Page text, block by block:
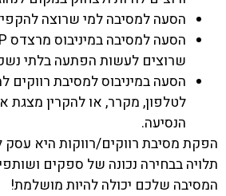
הסעה למסיבה למי שרוצה
שרוצים לעשות הפתעה בלתי
הסעה במיניבוס למסיבת רווקים
לטלפון, מקרר, או להקרין מצגת
הנסיעה.
הפקת מסיבת רווקים/רווקות היא
תלויה בבחירה נכונה של ספקים
המסיבה שלכם יכולה להיות מושלמת!